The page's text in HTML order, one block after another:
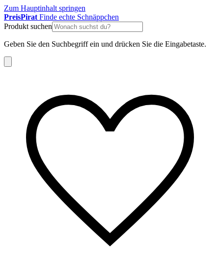
Zum Hauptinhalt springen
PreisPirat Finde echte Schnäppchen
Produkt suchen
Geben Sie den Suchbegriff ein und drücken Sie die Eingabetaste.